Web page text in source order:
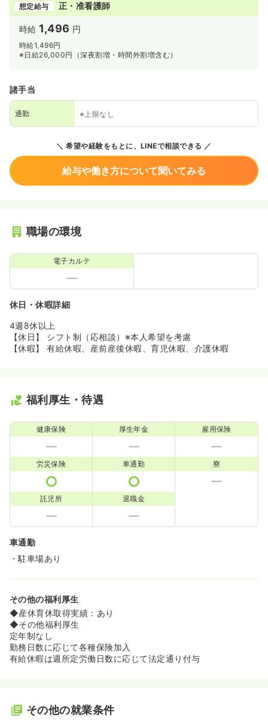
想定給与 正・准看護師
時給 1,496 円
時給1,496円
※日給26,000円（深夜割増・時間外割増含む）
諸手当
通勤 ※上限なし
希望や経験をもとに、LINEで相談できる
給与や働き方について聞いてみる
職場の環境
電子カルテ
休日・休暇詳細
4週8休以上
【休日】 シフト制（応相談）※本人希望を考慮
【休暇】 有給休暇、産前産後休暇、育児休暇、介護休暇
福利厚生・待遇
健康保険 厚生年金 雇用保険
労災保険 車通勤 寮
託児所 退職金
車通勤
・駐車場あり
その他の福利厚生
◆産休育休取得実績：あり
◆その他福利厚生
定年制なし
勤務日数に応じて各種保険加入
有給休暇は週所定労働日数に応じて法定通り付与
その他の就業条件